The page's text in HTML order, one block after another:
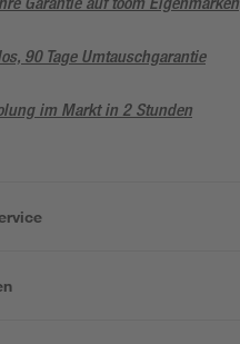
90 Tage Umtauschgarantie
im Markt in 2 Stunden